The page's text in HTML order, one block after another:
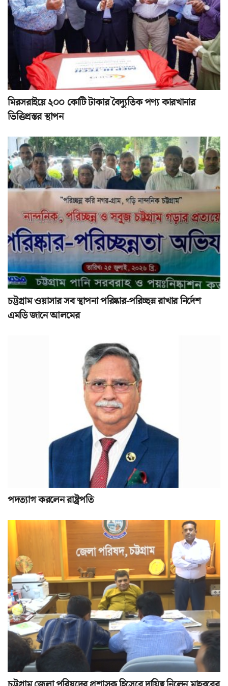
মিরসরাইয়ে ২০০ কোটি টাকার বৈদ্যুতিক পণ্য কারখানার
ভিত্তিপ্রস্তর স্থাপন
চট্টগ্রাম ওয়াসার সব স্থাপনা পরিষ্কার-পরিচ্ছন্ন রাখার নির্দেশ
এমডি জানে আলমের
পদত্যাগ করলেন রাষ্ট্রপতি